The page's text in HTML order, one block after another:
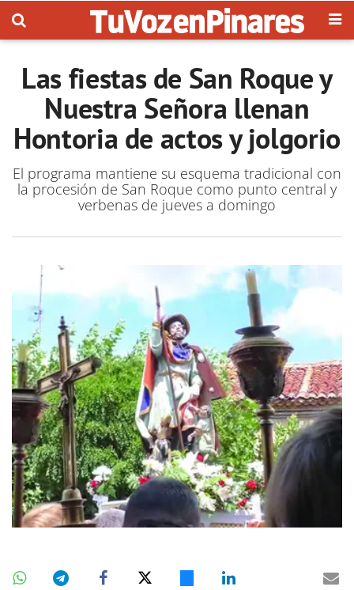
Las fiestas de San Roque y
Nuestra Señora llenan
Hontoria de actos y jolgorio
El programa mantiene su esquema tradicional con
la procesión de San Roque como punto central y
verbenas de jueves a domingo